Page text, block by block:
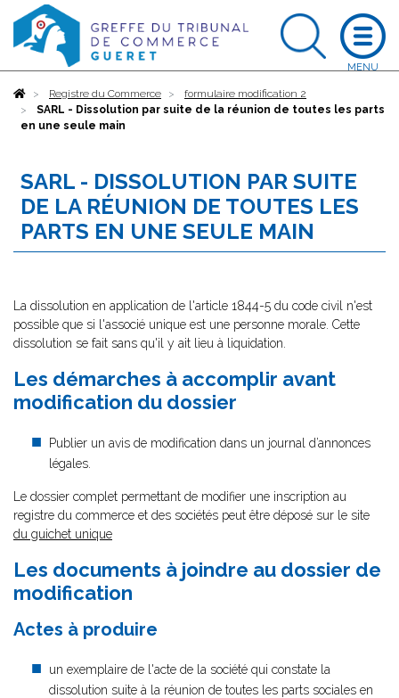
AccueilRegistre du Commerce
formulaire modification 2
SARL - Dissolution par suite de la réunion de toutes les parts
en une seule main
SARL - DISSOLUTION PAR SUITE
DE LA RÉUNION DE TOUTES LES
PARTS EN UNE SEULE MAIN
La dissolution en application de l'article 1844-5 du code civil n'est
possible que si l'associé unique est une personne morale. Cette
dissolution se fait sans qu'il y ait lieu à liquidation.
Les démarches à accomplir avant
modification du dossier
Publier un avis de modification dans un journal d’annonces
légales.
Le dossier complet permettant de modifier une inscription au
registre du commerce et des sociétés peut être déposé sur le site
du guichet unique
Les documents à joindre au dossier de
modification
Actes à produire
un exemplaire de l'acte de la société qui constate la
dissolution suite à la réunion de toutes les parts sociales en